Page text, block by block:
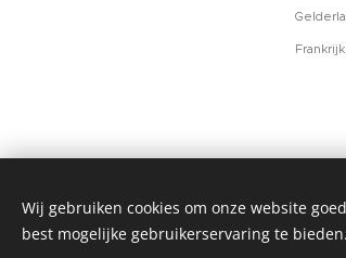
Wij gebruiken cookies om onze website
best mogelijke gebruikerservaring te bieden.